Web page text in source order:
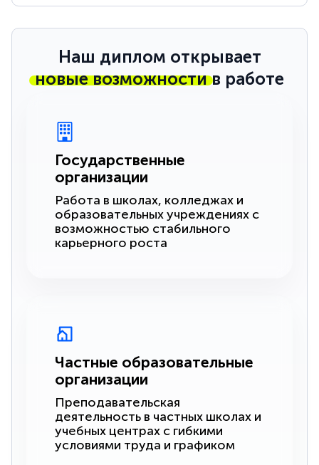
Наш диплом открывает
новые возможностив работе
Государственные
организации
Работа в школах, колледжах и
образовательных учреждениях с
возможностью стабильного
карьерного роста
Частные образовательные
организации
Преподавательская
деятельность в частных школах и
учебных центрах с гибкими
условиями труда и графиком